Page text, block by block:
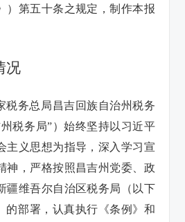
）第五十条之规定，制作本报
况
税务总局昌吉回族自治州税务
税务局”）始终坚持以习近平
主义思想为指导，深入学习宣
神，严格按照昌吉州党委、政
疆维吾尔自治区税务局（以下
的部署，认真执行《条例》和